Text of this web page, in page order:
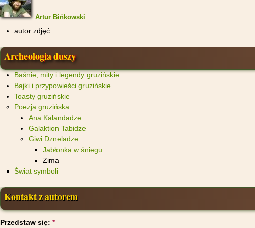
Artur Bińkowski
autor zdjęć
Archeologia duszy
Baśnie, mity i legendy gruzińskie
Bajki i przypowieści gruzińskie
Toasty gruzińskie
Poezja gruzińska
Ana Kalandadze
Galaktion Tabidze
Giwi Dzneladze
Jabłonka w śniegu
Zima
Świat symboli
Kontakt z autorem
Przedstaw się: *